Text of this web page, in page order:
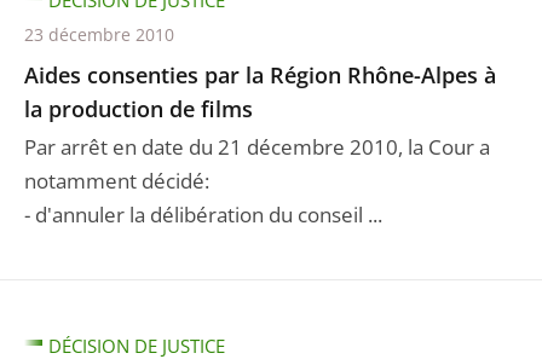
Aides consenties par la Région Rhône-Alpes à
la production de films
Par arrêt en date du 21 décembre 2010, la Cour a
notamment décidé:
- d'annuler la délibération du conseil ...
23 décembre 2010
DÉCISION DE JUSTICE